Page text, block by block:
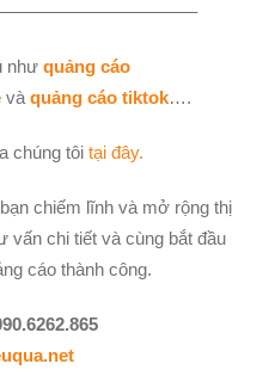
như quảng cáo
và quảng cáo tiktok….
chúng tôi tại đây.
chiếm lĩnh và mở rộng thị
vấn chi tiết và cùng bắt đầu
cáo thành công.